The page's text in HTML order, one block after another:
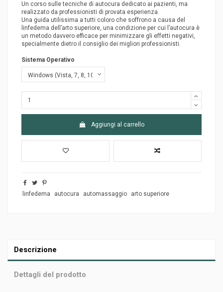
Un corso sulle tecniche di autocura dedicato ai pazienti, ma
realizzato da professionisti di provata esperienza.
Una guida utilissima a tutti coloro che soffrono a causa del
linfedema dell’arto superiore, una condizione per cui l’autocura è
un metodo davvero efficace per minimizzare gli effetti negativi,
specialmente dietro il consiglio dei migliori professionisti.
Sistema Operativo
Aggiungi al carrello
linfedema autocura automassaggio arto superiore
Descrizione
Dettagli del prodotto